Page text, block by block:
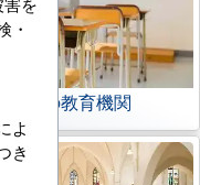
などの教育機関
・
よ
き